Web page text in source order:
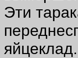
Эти